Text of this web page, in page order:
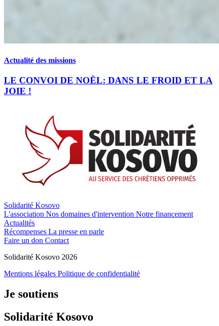
Actualité des missions
LE CONVOI DE NOËL: DANS LE FROID ET LA
JOIE !
Solidarité Kosovo
L'association Nos domaines d'intervention Notre financement
Actualités
Récompenses La presse en parle
Faire un don Contact
Solidarité Kosovo 2026
Mentions légales Politique de confidentialité
Je soutiens
Solidarité Kosovo